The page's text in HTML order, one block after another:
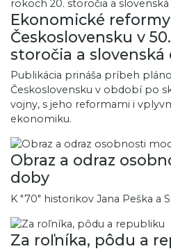
Ekonomické
Československu v
storočia a slovenská
Publikácia prináša príbeh
Československu v období po
vojny, s jeho reformami i
ekonomiku.
Obraz a odraz
doby
K "70" historikov Jana Peška a
Za roľníka, pôdu a